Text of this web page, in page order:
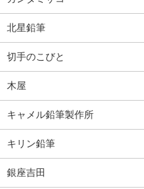
北星鉛筆
切手のこびと
木屋
キャメル鉛筆製作所
キリン鉛筆
銀座吉田